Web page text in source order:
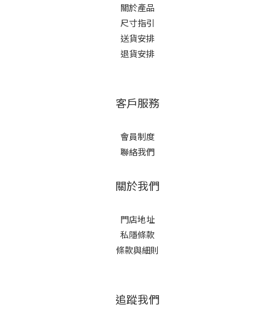
關於產品
尺寸指引
送貨安排
退貨安排
客戶服務
會員制度
聯絡我們
關於我們
門店地址
私隱條款
條款與細則
追蹤我們